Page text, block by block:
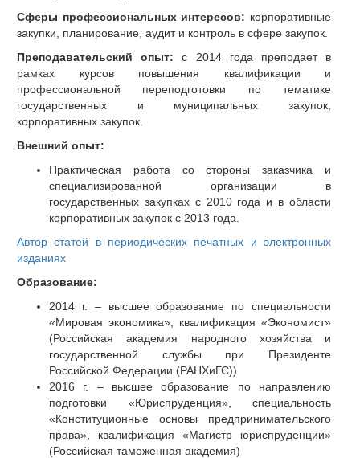
Сферы профессиональных интересов: корпоративные
закупки, планирование, аудит и контроль в сфере закупок.
Преподавательский опыт:с 2014 года преподает в
рамках курсов повышения квалификации и
профессиональной переподготовки по тематике
государственных и муниципальных закупок,
корпоративных закупок.
Внешний опыт:
Практическая работа со стороны заказчика и
специализированной организации в
государственных закупках с 2010 года и в области
корпоративных закупок с 2013 года.
Автор статей в периодических печатных и электронных
изданиях
Образование:
2014 г. – высшее образование по специальности
«Мировая экономика», квалификация «Экономист»
(Российская академия народного хозяйства и
государственной службы при Президенте
Российской Федерации (РАНХиГС))
2016 г. – высшее образование по направлению
подготовки «Юриспруденция», специальность
«Конституционные основы предпринимательского
права», квалификация «Магистр юриспруденции»
(Российская таможенная академия)